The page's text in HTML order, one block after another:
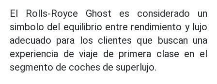
El Rolls-Royce Ghost es considerado un
simbolo del equilibrio entre rendimiento y lujo
adecuado para los clientes que buscan una
experiencia de viaje de primera clase en el
segmento de coches de superlujo.